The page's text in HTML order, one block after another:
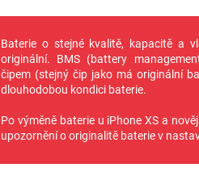
Baterie o stejné kvalitě, kapacitě a
originální. BMS (battery
čipem (stejný čip jako má originální
dlouhodobou kondici baterie.
Po výměně baterie u iPhone XS a
upozornění o originalitě baterie v